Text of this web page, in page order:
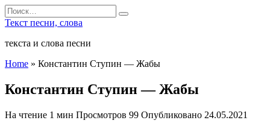
Перейти
к
Search
for:
Текст песни, слова
текста и слова песни
Home » Константин Ступин — Жабы
Константин Ступин — Жабы
На чтение 1 мин Просмотров 99 Опубликовано 24.05.2021